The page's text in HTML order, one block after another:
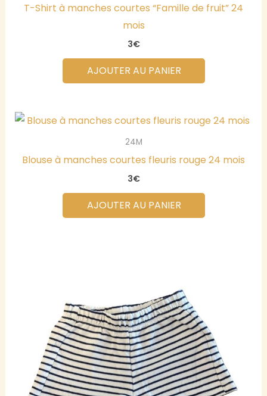
T-Shirt à manches courtes “Famille de fruit” 24
mois
3€
AJOUTER AU PANIER
24M
Blouse à manches courtes fleuris rouge 24 mois
3€
AJOUTER AU PANIER